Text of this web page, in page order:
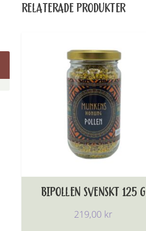
RELATERADE PRODUKTER
BIPOLLEN SVENSKT 125 G
219,00 kr